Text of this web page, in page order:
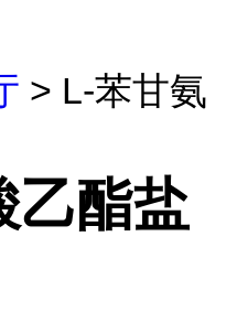
> L-苯甘氨
乙酯盐